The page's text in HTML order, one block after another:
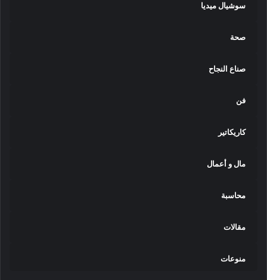
سوشيال ميديا
صحة
صناع النجاح
فن
كاريكاتير
مال و أعمال
محاسبة
مقالات
منوعات